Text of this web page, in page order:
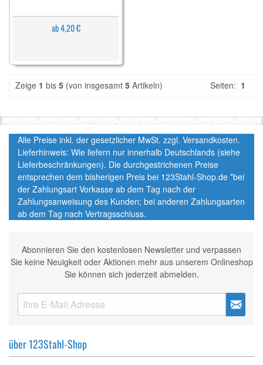
ab 4,20 €
Zeige 1 bis 5 (von insgesamt 5 Artikeln) Seiten: 1
Alle Preise inkl. der gesetzlicher MwSt. zzgl. Versandkosten.
Lieferhinweis: Wie liefern nur innerhalb Deutschlands (siehe
Lieferbeschränkungen). Die durchgestrichenen Preise
entsprechen dem bisherigen Preis bei 123Stahl-Shop.de *bei
der Zahlungsart Vorkasse ab dem Tag nach der
Zahlungsanweisung des Kunden; bei anderen Zahlungsarten
ab dem Tag nach Vertragsschluss.
Abonnieren Sie den kostenlosen Newsletter und verpassen
Sie keine Neuigkeit oder Aktionen mehr aus unserem Onlineshop
Sie können sich jederzeit abmelden.
über 123Stahl-Shop